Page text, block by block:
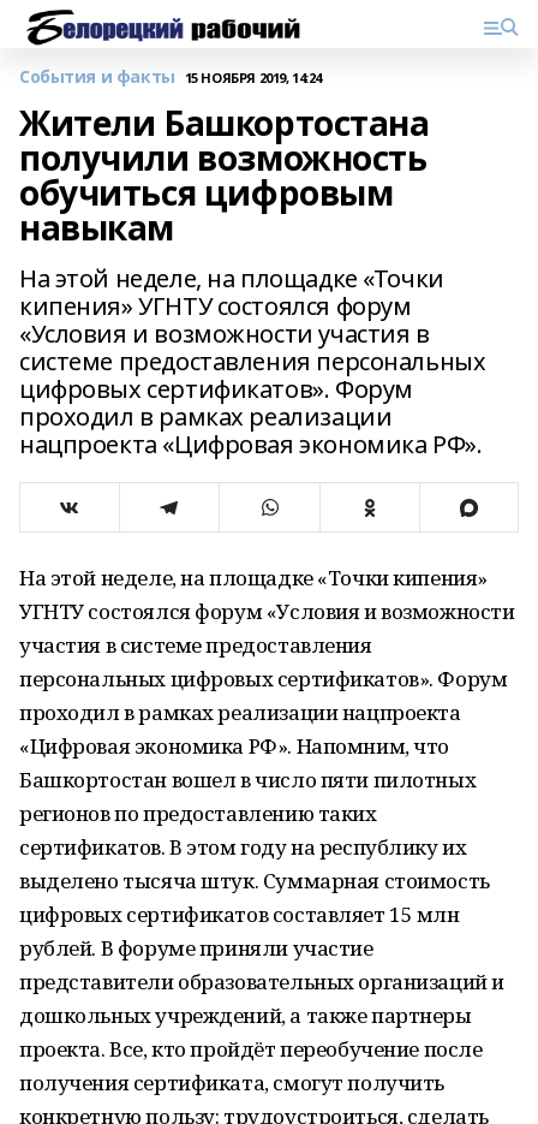
События и факты 15 НОЯБРЯ 2019, 14:24
Жители Башкортостана
получили возможность
обучиться цифровым
навыкам
На этой неделе, на площадке «Точки
кипения» УГНТУ состоялся форум
«Условия и возможности участия в
системе предоставления персональных
цифровых сертификатов». Форум
проходил в рамках реализации
нацпроекта «Цифровая экономика РФ».
На этой неделе, на площадке «Точки кипения»
УГНТУ состоялся форум «Условия и возможности
участия в системе предоставления
персональных цифровых сертификатов». Форум
проходил в рамках реализации нацпроекта
«Цифровая экономика РФ». Напомним, что
Башкортостан вошел в число пяти пилотных
регионов по предоставлению таких
сертификатов. В этом году на республику их
выделено тысяча штук. Суммарная стоимость
цифровых сертификатов составляет 15 млн
рублей. В форуме приняли участие
представители образовательных организаций и
дошкольных учреждений, а также партнеры
проекта. Все, кто пройдёт переобучение после
получения сертификата, смогут получить
конкретную пользу: трудоустроиться, сделать